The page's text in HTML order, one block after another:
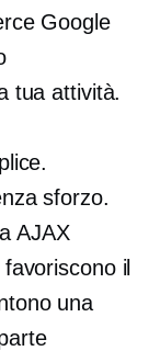
Google
tua attività.
sforzo.
AJAX
il
una